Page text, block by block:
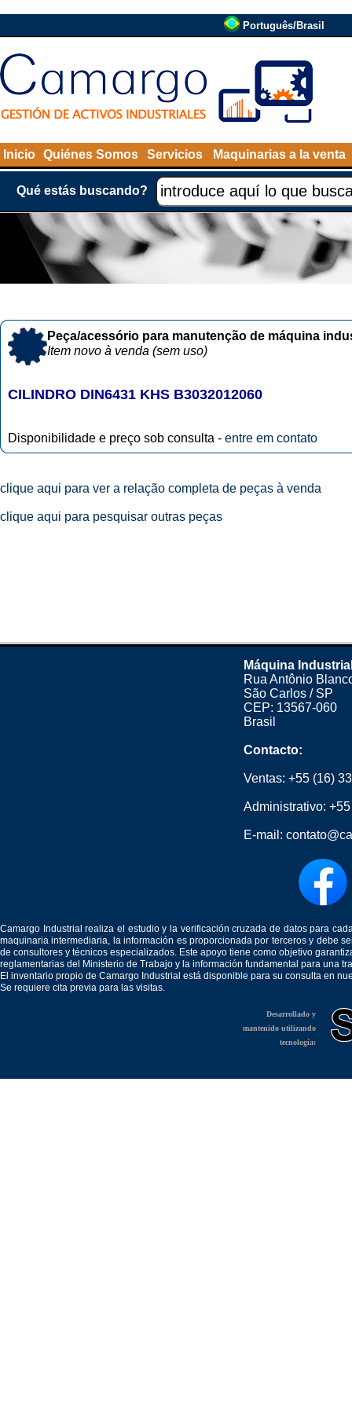
Português/Brasil
Inicio Quiénes Somos Servicios Maquinarias a la venta
Qué estás buscando?
Peça/acessório para manutenção de máquina
Item novo à venda (sem uso)
CILINDRO DIN6431 KHS B3032012060
Disponibilidade e preço sob consulta - entre em contato
clique aqui para ver a relação completa de peças à venda
clique aqui para pesquisar outras peças
Máquina
Rua Antônio
São Carlos / SP
CEP: 13567-060
Brasil
Contacto:
Ventas: +55 (16)
Administrativo:
E-mail:
Camargo Industrial realiza el estudio y la verificación cruzada de datos para
maquinaria intermediaria, la información es proporcionada por terceros y debe
de consultores y técnicos especializados. Este apoyo tiene como objetivo
reglamentarias del Ministerio de Trabajo y la información fundamental para una
El inventario propio de Camargo Industrial está disponible para su consulta en
Se requiere cita previa para las visitas.
Desarrollado y
mantenido utilizando
tecnología: